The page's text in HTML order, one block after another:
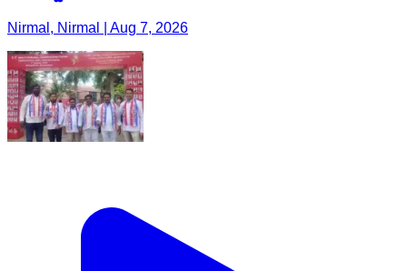
Nirmal, Nirmal | Aug 7, 2026